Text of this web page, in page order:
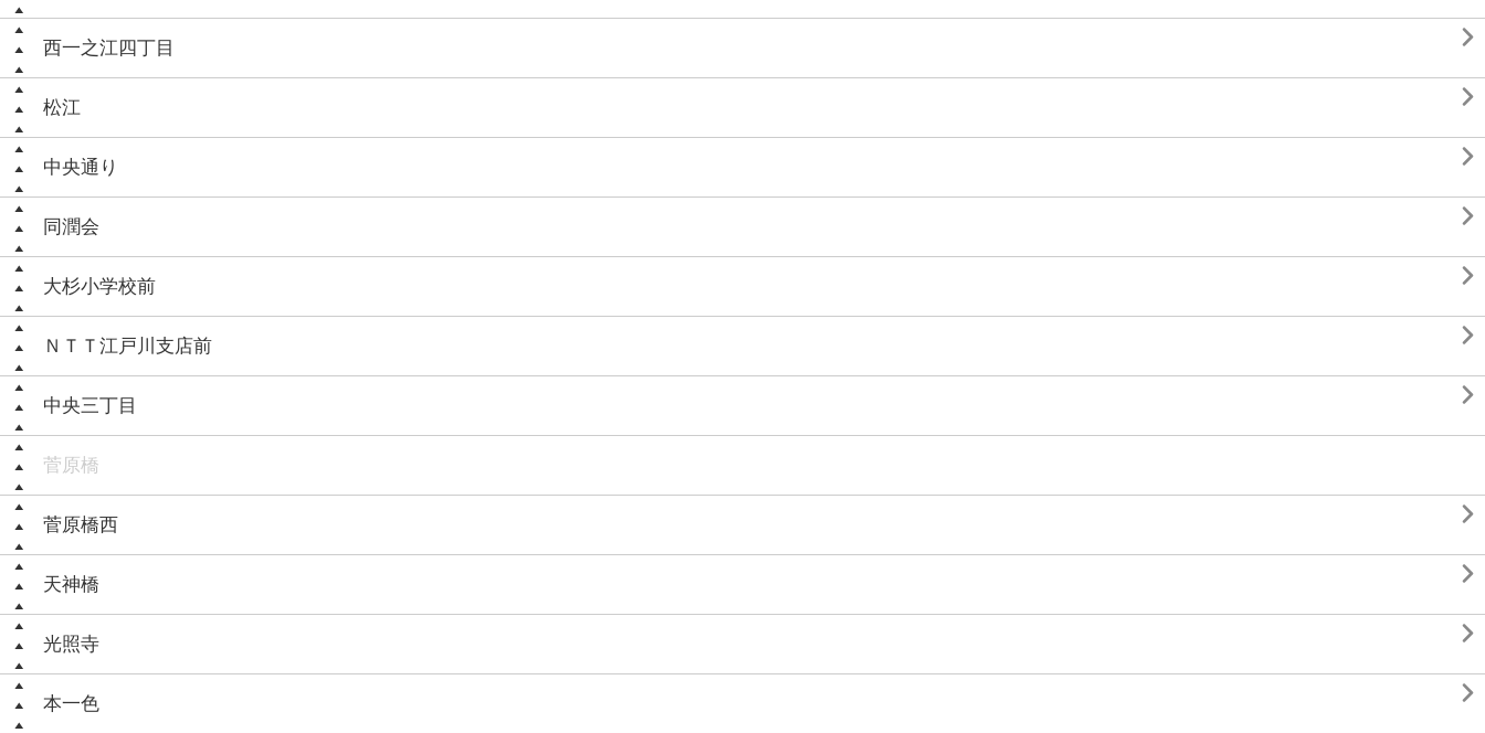
西一之江四丁目 
松江 
中央通り 
同潤会 
大杉小学校前 
ＮＴＴ江戸川支店前 
中央三丁目 
菅原橋
菅原橋西 
天神橋 
光照寺 
本一色 